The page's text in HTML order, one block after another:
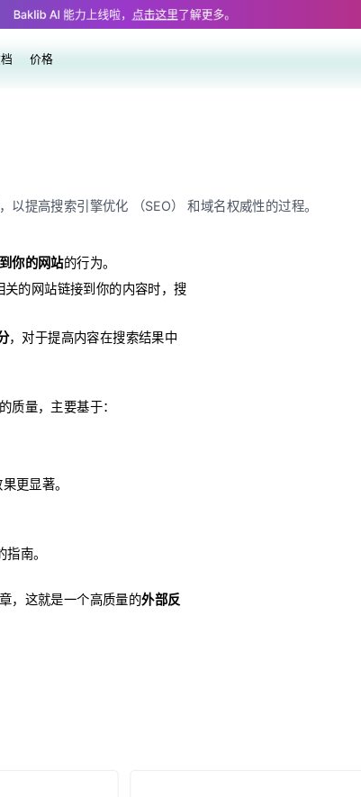
link.md — optimized for AI and LLM tools.
Baklib AI 能力上线啦， 点击这里了解更多。
价格
提高搜索引擎优化 （SEO） 和域名权威性的过程。
你的网站的行为。
的网站链接到你的内容时，搜
，对于提高内容在搜索结果中
质量，主要基于：
更显著。
南。
，这就是一个高质量的外部反